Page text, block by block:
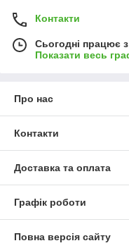
Контакти
Сьогодні працює
Показати весь
Про нас
Контакти
Доставка та оплата
Графік роботи
Повна версія сайту